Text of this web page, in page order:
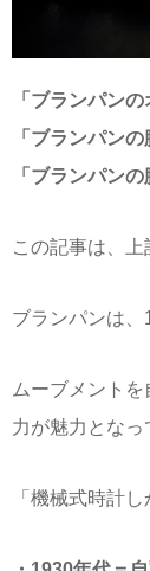
「ブランパン
「ブランパン
「ブランパン
この記事は、上
ブランパンは、
ムーブメント
力が魅力となっ
「機械式時計